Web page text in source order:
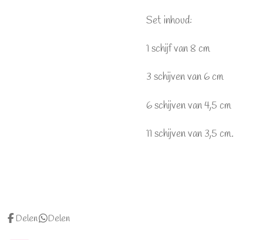
Set inhoud:
1 schijf van 8 cm
3 schijven van 6 cm
6 schijven van 4,5 cm
11 schijven van 3,5 cm.
Delen Delen